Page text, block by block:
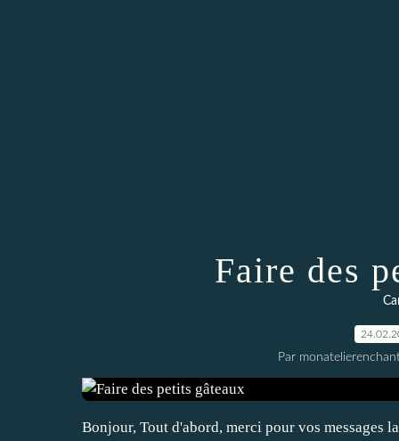
Faire des
Par
Bonjour, Tout d'abord, merci pour vos messages